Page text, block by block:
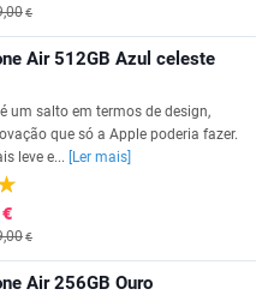
€
Air 512GB Azul celeste
um salto em termos de design,
que só a Apple poderia fazer.
leve e...
[Ler mais]
€
€
Air 256GB Ouro